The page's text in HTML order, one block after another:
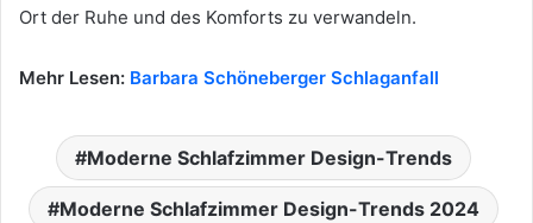
Ort der Ruhe und des Komforts zu verwandeln.
Mehr Lesen: Barbara Schöneberger Schlaganfall
Moderne Schlafzimmer Design-Trends
Moderne Schlafzimmer Design-Trends 2024